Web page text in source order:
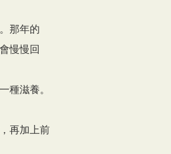
那年的
慢慢回
種滋養。
再加上前